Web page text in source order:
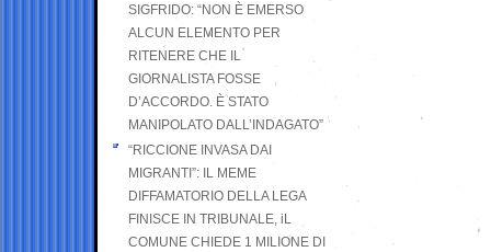
SIGFRIDO: “NON È EMERSO
ALCUN ELEMENTO PER
RITENERE CHE IL
GIORNALISTA FOSSE
D’ACCORDO. È STATO
MANIPOLATO DALL’INDAGATO”
“RICCIONE INVASA DAI
MIGRANTI”: IL MEME
DIFFAMATORIO DELLA LEGA
FINISCE IN TRIBUNALE, iL
COMUNE CHIEDE 1 MILIONE DI